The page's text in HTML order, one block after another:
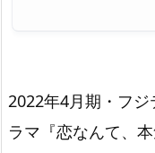
2022年4月期・フ
ラマ『恋なんて、